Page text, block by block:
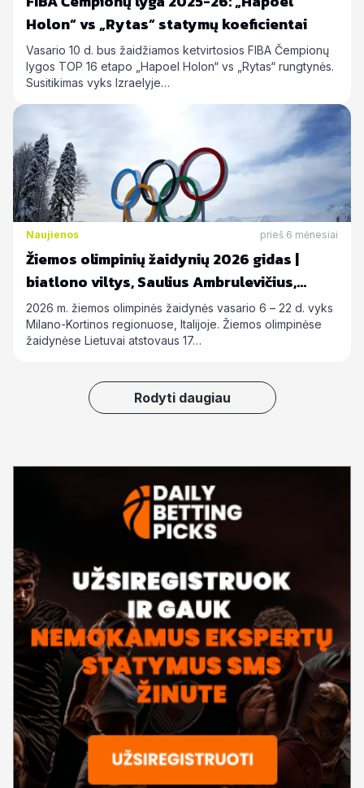
Holon“ vs „Rytas“ statymų koeficientai
Vasario 10 d. bus žaidžiamos ketvirtosios FIBA Čempionų
lygos TOP 16 etapo „Hapoel Holon“ vs „Rytas“ rungtynės.
Susitikimas vyks Izraelyje…
Naujienos prieš 6 mėnesiai
Žiemos olimpinių žaidynių 2026 gidas |
biatlono viltys, Saulius Ambrulevičius,
Allison Reed ir kiti
2026 m. žiemos olimpinės žaidynės vasario 6 – 22 d. vyks
Milano-Kortinos regionuose, Italijoje. Žiemos olimpinėse
žaidynėse Lietuvai atstovaus 17…
Rodyti daugiau